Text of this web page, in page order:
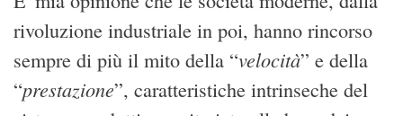
rivoluzione industriale in poi, hanno rincorso
sempre di più il mito della “velocità” e della
“prestazione”, caratteristiche intrinseche del